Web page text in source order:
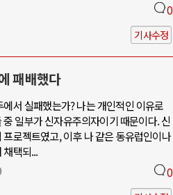
0
기사수정
패배했다
서 실패했는가? 나는 개인적인 이유로
일부가 신자유주의자이기 때문이다. 신
로젝트였고, 이후 나 같은 동유럽인이나
택되...
0